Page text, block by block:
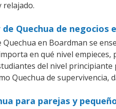
relajado.
Quechua de negocios
en Boardman se
en qué nivel
del nivel
Quechua de supervivencia,
para parejas y